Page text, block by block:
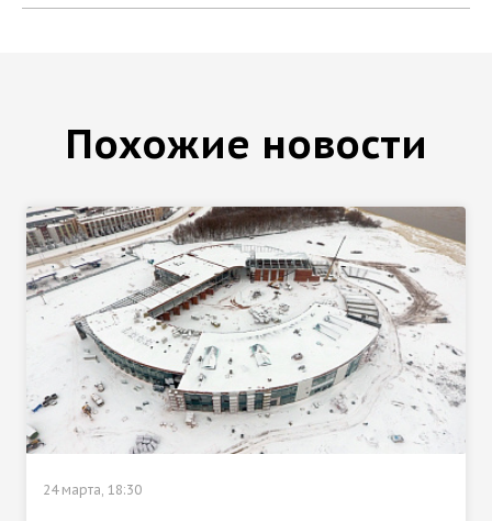
Похожие новости
24 марта, 18:30